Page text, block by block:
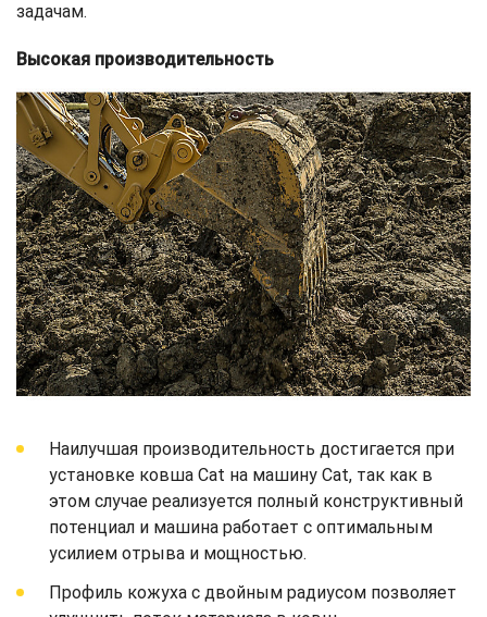
задачам.
Высокая производительность
Наилучшая производительность достигается при
установке ковша Cat на машину Cat, так как в
этом случае реализуется полный конструктивный
потенциал и машина работает с оптимальным
усилием отрыва и мощностью.
Профиль кожуха с двойным радиусом позволяет